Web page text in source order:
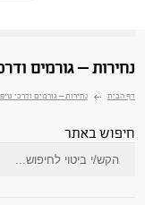
– גורמים ודרכי
נחירות – גורמים ודרכי טיפול
באתר